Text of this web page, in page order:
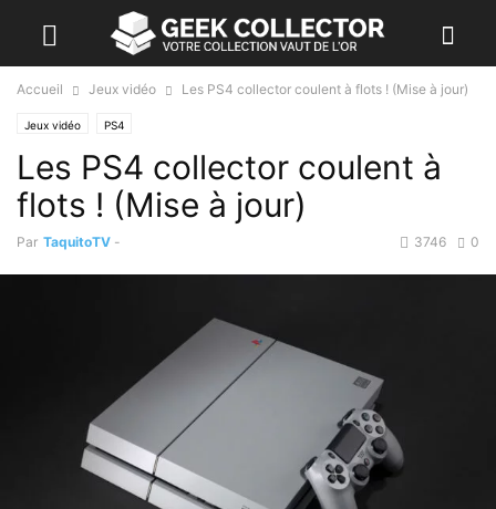
Accueil Jeux vidéo Les PS4 collector coulent à flots ! (Mise à jour)
Jeux vidéo PS4
Les PS4 collector coulent à
flots ! (Mise à jour)
Par TaquitoTV - 0
3746